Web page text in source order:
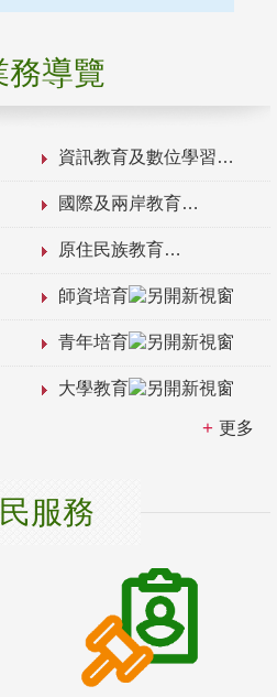
務導覽
資訊教育及數位學習
國際及兩岸教育
原住民族教育
師資培育
青年培育
大學教育
更多
服務